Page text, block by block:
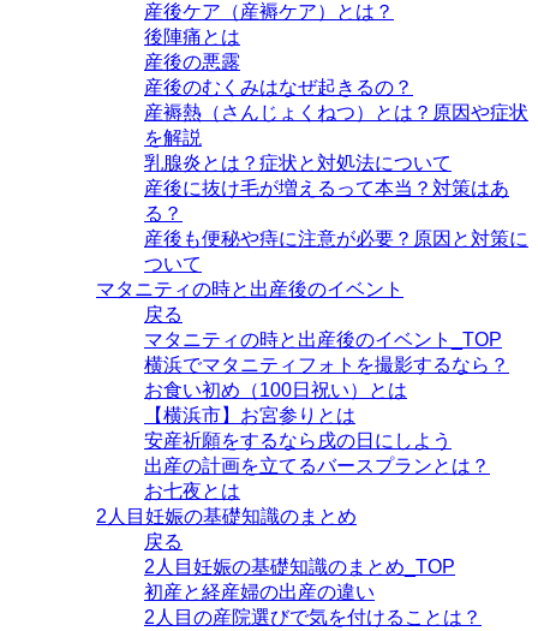
産後ケア（産褥ケア）とは？
後陣痛とは
産後の悪露
産後のむくみはなぜ起きるの？
産褥熱（さんじょくねつ）とは？原因や症状
を解説
乳腺炎とは？症状と対処法について
産後に抜け毛が増えるって本当？対策はあ
る？
産後も便秘や痔に注意が必要？原因と対策に
ついて
マタニティの時と出産後のイベント
戻る
マタニティの時と出産後のイベント_TOP
横浜でマタニティフォトを撮影するなら？
お食い初め（100日祝い）とは
【横浜市】お宮参りとは
安産祈願をするなら戌の日にしよう
出産の計画を立てるバースプランとは？
お七夜とは
2人目妊娠の基礎知識のまとめ
戻る
2人目妊娠の基礎知識のまとめ_TOP
初産と経産婦の出産の違い
2人目の産院選びで気を付けることは？